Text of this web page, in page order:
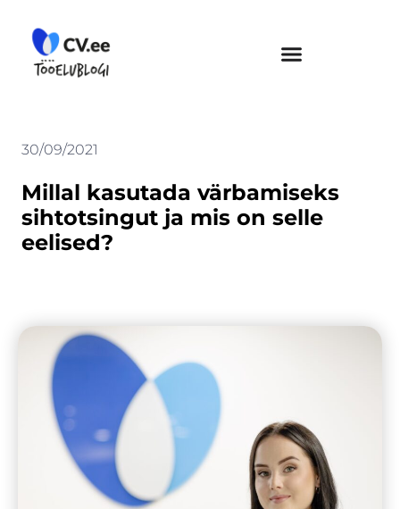
content
30/09/2021
Millal kasutada värbamiseks
sihtotsingut ja mis on selle
eelised?